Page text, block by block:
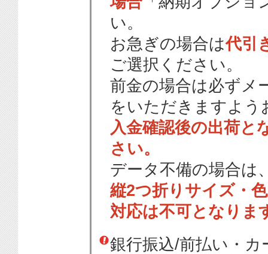
い。
お急ぎの場合は代引
ご選択ください。
前金の場合は必ずメ
をいただきますよう
入金確認後の出荷と
さい。
データ不備の場合は
縦2つ折りサイズ・
対応は不可となりま
銀行振込/前払い・